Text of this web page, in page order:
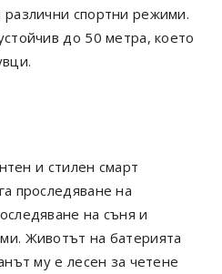
спортни режими.
до 50 метра, което
и стилен смарт
проследяване на
на съня и
Животът на батерията
му е лесен за четене